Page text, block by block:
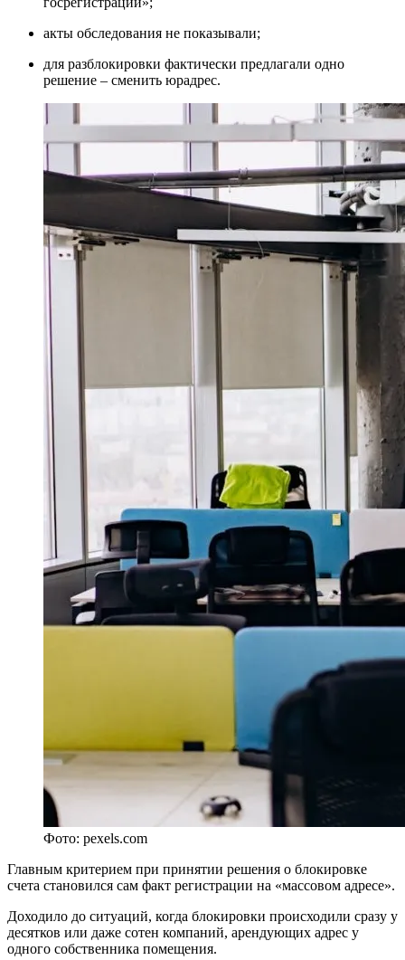
акты обследования не показывали;
для разблокировки фактически предлагали одно
решение – сменить юрадрес.
Фото: pexels.com
Главным критерием при принятии решения о блокировке
счета становился сам факт регистрации на «массовом адресе».
Доходило до ситуаций, когда блокировки происходили сразу у
десятков или даже сотен компаний, арендующих адрес у
одного собственника помещения.